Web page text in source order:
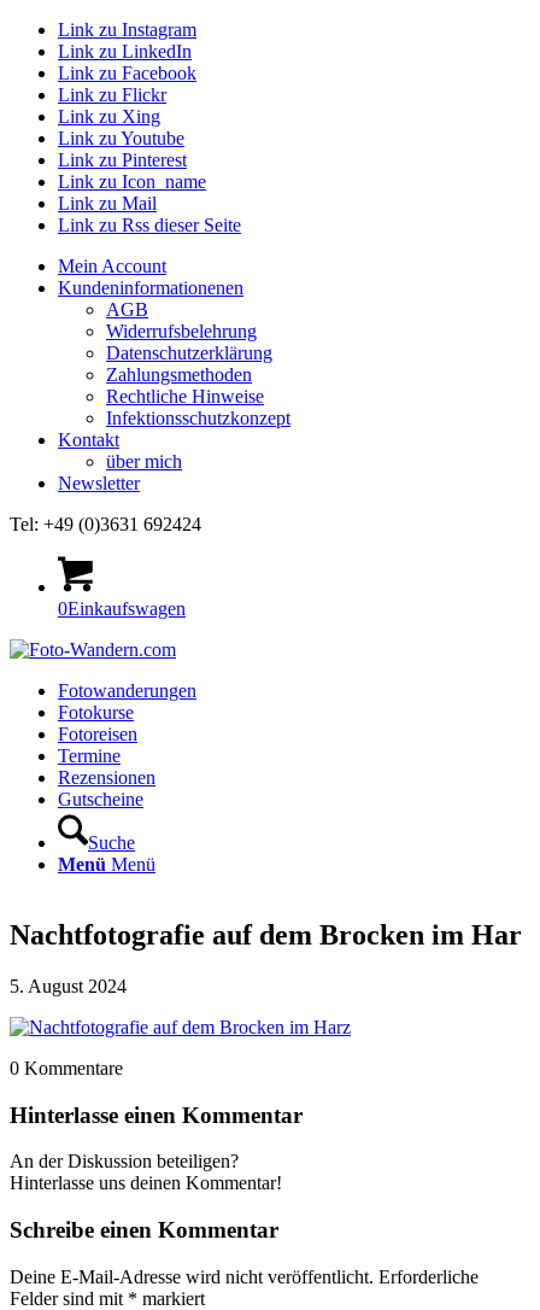
Link zu Instagram
Link zu LinkedIn
Link zu Facebook
Link zu Flickr
Link zu Xing
Link zu Youtube
Link zu Pinterest
Link zu Icon_name
Link zu Mail
Link zu Rss dieser Seite
Mein Account
Kundeninformationenen
AGB
Widerrufsbelehrung
Datenschutzerklärung
Zahlungsmethoden
Rechtliche Hinweise
Infektionsschutzkonzept
Kontakt
über mich
Newsletter
Tel: +49 (0)3631 692424
0Einkaufswagen
Fotowanderungen
Fotokurse
Fotoreisen
Termine
Rezensionen
Gutscheine
Suche
Menü Menü
Nachtfotografie auf dem Brocken im Har
5. August 2024
0 Kommentare
Hinterlasse einen Kommentar
An der Diskussion beteiligen?
Hinterlasse uns deinen Kommentar!
Schreibe einen Kommentar
Deine E-Mail-Adresse wird nicht veröffentlicht. Erforderliche
Felder sind mit * markiert